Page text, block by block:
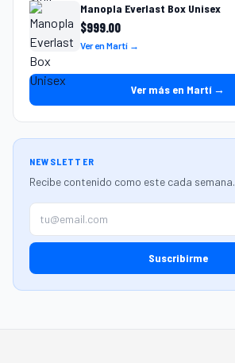
Manopla Everlast Box Unisex
$999.00
Ver en Martí →
Ver más en Martí →
NEWSLETTER
Recibe contenido como este cada semana.
Suscribirme